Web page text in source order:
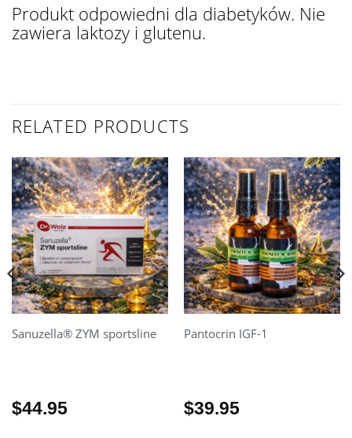
Produkt odpowiedni dla diabetyków. Nie
zawiera laktozy i glutenu.
RELATED PRODUCTS
Sanuzella® ZYM sportsline
$44.95
Pantocrin IGF-1
$39.95